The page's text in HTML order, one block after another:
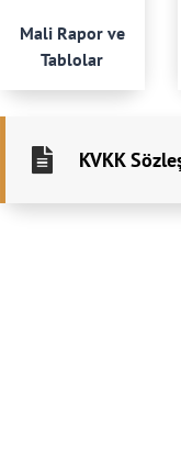
Mali Rapor ve
Tablolar
KVKK